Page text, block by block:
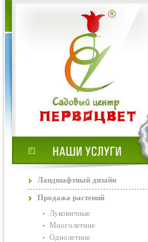
Ландшафтный дизайн
Продажа растений
Луковичные
Многолетние
Однолетние